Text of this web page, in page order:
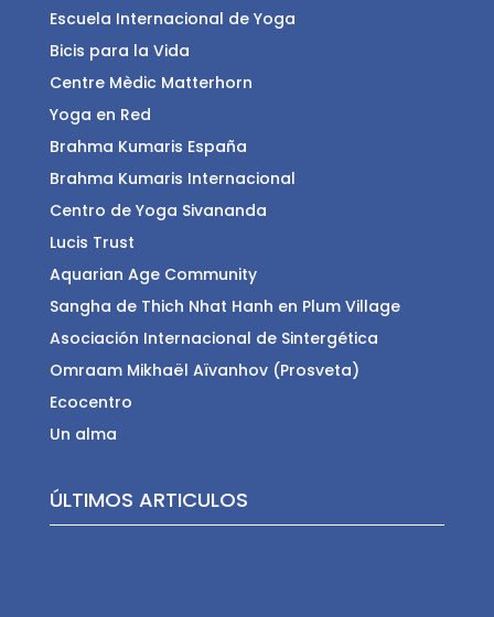
Escuela Internacional de Yoga
Bicis para la Vida
Centre Mèdic Matterhorn
Yoga en Red
Brahma Kumaris España
Brahma Kumaris Internacional
Centro de Yoga Sivananda
Lucis Trust
Aquarian Age Community
Sangha de Thich Nhat Hanh en Plum Village
Asociación Internacional de Sintergética
Omraam Mikhaël Aïvanhov (Prosveta)
Ecocentro
Un alma
ÚLTIMOS ARTICULOS